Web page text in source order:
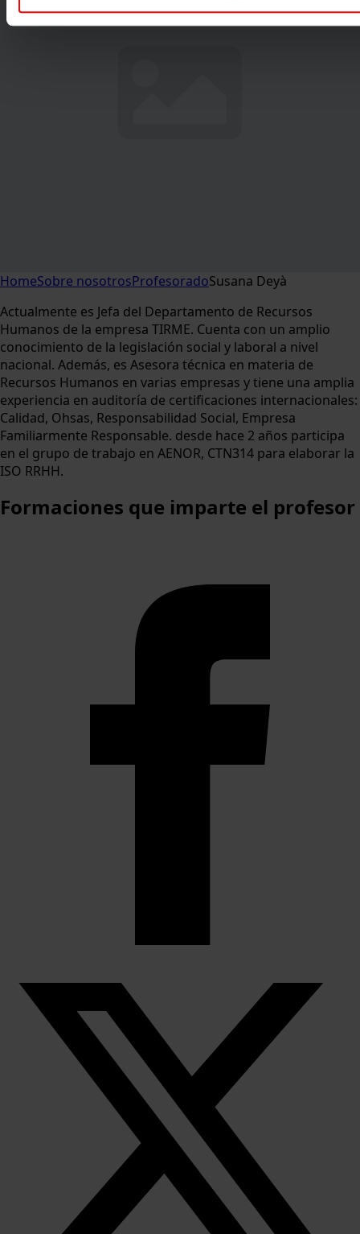
HomeSobre nosotrosProfesoradoSusana Deyà
Actualmente es Jefa del Departamento de Recursos
Humanos de la empresa TIRME. Cuenta con un amplio
conocimiento de la legislación social y laboral a nivel
nacional. Además, es Asesora técnica en materia de
Recursos Humanos en varias empresas y tiene una amplia
experiencia en auditoría de certificaciones internacionales:
Calidad, Ohsas, Responsabilidad Social, Empresa
Familiarmente Responsable. desde hace 2 años participa
en el grupo de trabajo en AENOR, CTN314 para elaborar la
ISO RRHH.
Formaciones que imparte el profesor